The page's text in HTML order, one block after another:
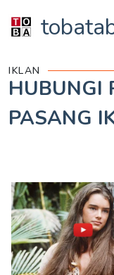
IKLAN
HUBUNGI
PASANG